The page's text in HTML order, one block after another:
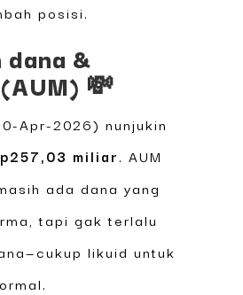
posisi.
&
💸
Apr-2026) nunjukin
miliar. AUM
ada dana yang
tapi gak terlalu
likuid untuk